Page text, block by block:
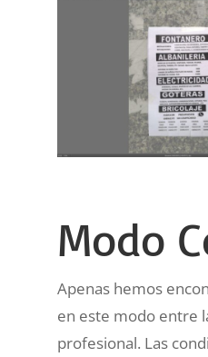
Modo
Apenas hemos
en este modo entre
profesional. Las